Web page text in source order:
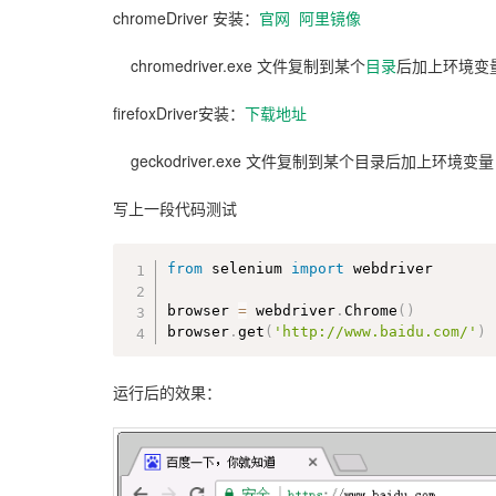
chromeDriver 安装： 官网 阿里镜像
chromedriver.exe 文件复制到某个目录后加上环境变
firefoxDriver安装： 下载地址
geckodriver.exe 文件复制到某个目录后加上环境变量
写上一段代码测试
from selenium import webdriver
browser = webdriver .Chrome ( )
browser .get ( 'http://www.baidu.com/' )
运行后的效果：